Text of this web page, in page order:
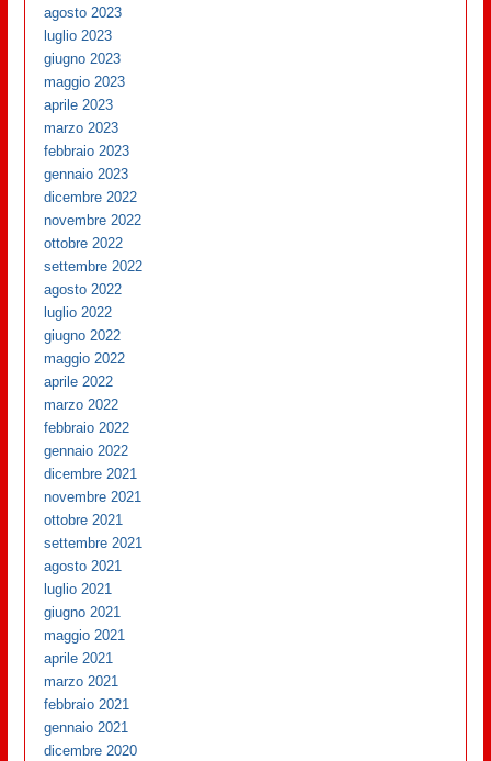
agosto 2023
luglio 2023
giugno 2023
maggio 2023
aprile 2023
marzo 2023
febbraio 2023
gennaio 2023
dicembre 2022
novembre 2022
ottobre 2022
settembre 2022
agosto 2022
luglio 2022
giugno 2022
maggio 2022
aprile 2022
marzo 2022
febbraio 2022
gennaio 2022
dicembre 2021
novembre 2021
ottobre 2021
settembre 2021
agosto 2021
luglio 2021
giugno 2021
maggio 2021
aprile 2021
marzo 2021
febbraio 2021
gennaio 2021
dicembre 2020